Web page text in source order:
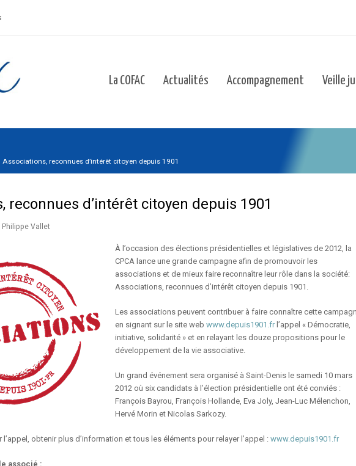
La COFAC Actualités Accompagnement Veille
Associations, reconnues d’intérêt citoyen depuis 1901
reconnues d’intérêt citoyen depuis 1901
Philippe Vallet
À l’occasion des élections présidentielles et législatives de 2012, la
CPCA lance une grande campagne afin de promouvoir les
associations et de mieux faire reconnaître leur rôle dans la société:
Associations, reconnues d’intérêt citoyen depuis 1901.
Les associations peuvent contribuer à faire connaître cette
en signant sur le site web www.depuis1901.frl’appel « Démocratie,
initiative, solidarité » et en relayant les douze propositions pour le
développement de la vie associative.
Un grand événement sera organisé à Saint-Denis le samedi 10 mars
2012 où six candidats à l’élection présidentielle ont été conviés :
François Bayrou, François Hollande, Eva Joly, Jean-Luc Mélenchon,
Hervé Morin et Nicolas Sarkozy.
obtenir plus d’information et tous les éléments pour relayer l’appel : www.depuis1901.fr
associé :